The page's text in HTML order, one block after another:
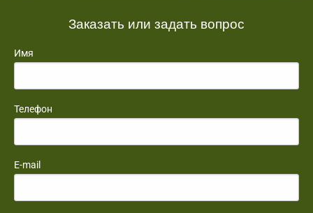
Заказать или задать вопрос
Имя
Телефон
E-mail